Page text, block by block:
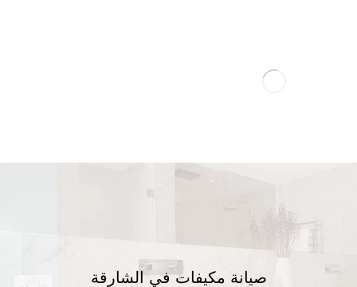
صيانة مكيفات في الشارقة